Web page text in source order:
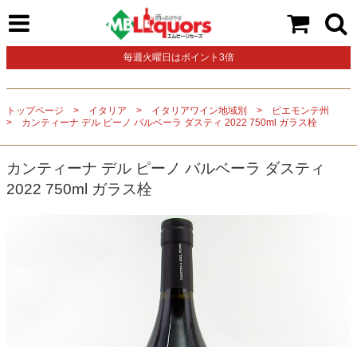
毎週火曜日はポイント3倍
トップページ イタリア イタリアワイン地域別
ピエモンテ州
カンティーナ デル ピーノ バルベーラ ダスティ 2022 750ml ガラス栓
カンティーナ デル ピーノ バルベーラ ダスティ
2022 750ml ガラス栓